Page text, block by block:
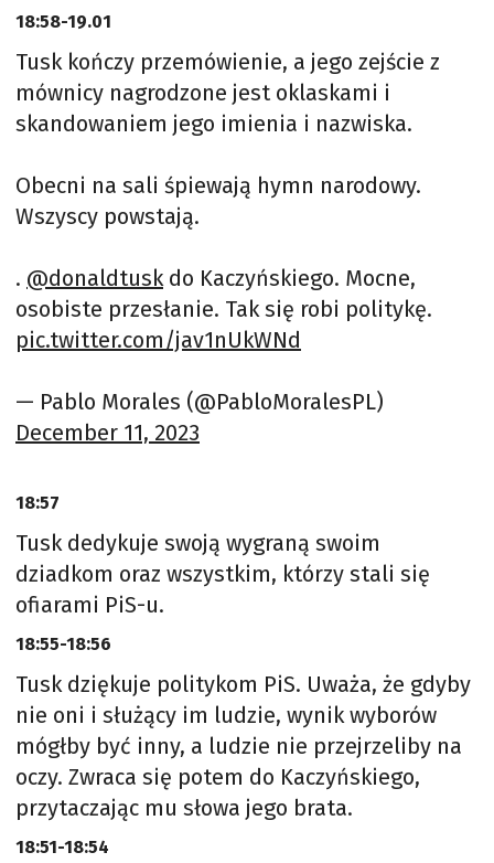
18:58-19.01
Tusk kończy przemówienie, a jego zejście z
mównicy nagrodzone jest oklaskami i
skandowaniem jego imienia i nazwiska.
Obecni na sali śpiewają hymn narodowy.
Wszyscy powstają.
. @donaldtuskdo Kaczyńskiego. Mocne,
osobiste przesłanie. Tak się robi politykę.
pic.twitter.com/jav1nUkWNd
— Pablo Morales (@PabloMoralesPL)
December 11, 2023
18:57
Tusk dedykuje swoją wygraną swoim
dziadkom oraz wszystkim, którzy stali się
ofiarami PiS-u.
18:55-18:56
Tusk dziękuje politykom PiS. Uważa, że gdyby
nie oni i służący im ludzie, wynik wyborów
mógłby być inny, a ludzie nie przejrzeliby na
oczy. Zwraca się potem do Kaczyńskiego,
przytaczając mu słowa jego brata.
18:51-18:54